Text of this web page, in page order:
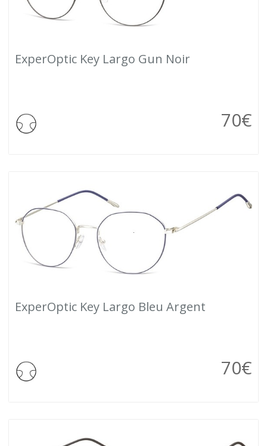
ExperOptic Key Largo Gun Noir
€
70
ExperOptic Key Largo Bleu Argent
€
70